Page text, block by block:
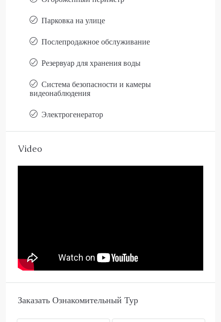
Парковка на улице
Послепродажное обслуживание
Резервуар для хранения воды
Система безопасности и камеры
видеонаблюдения
Электрогенератор
Video
Заказать Ознакомительный Тур